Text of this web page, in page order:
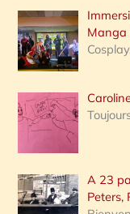
:
Manga
A 23
Peters,